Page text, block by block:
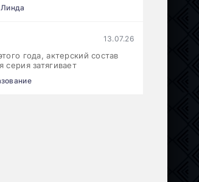
13.07.26
года, актерский состав
затягивает